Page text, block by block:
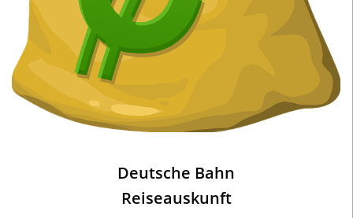
Deutsche Bahn
Reiseauskunft